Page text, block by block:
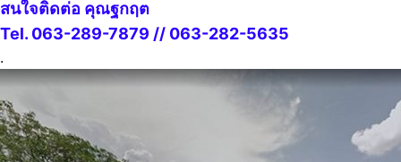
สนใจติดต่อ คุณฐกฤต
Tel. 063-289-7879 // 063-282-5635
.